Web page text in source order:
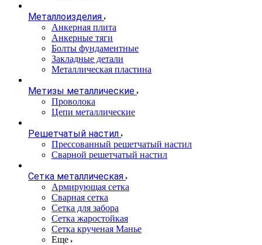
Металлоизделия
Анкерная плита
Анкерные тяги
Болты фундаментные
Закладные детали
Металлическая пластина
Метизы металлические
Проволока
Цепи металлические
Решетчатый настил
Прессованный решетчатый настил
Сварной решетчатый настил
Сетка металлическая
Армирующая сетка
Сварная сетка
Сетка для забора
Сетка жаростойкая
Сетка крученая Манье
Еще